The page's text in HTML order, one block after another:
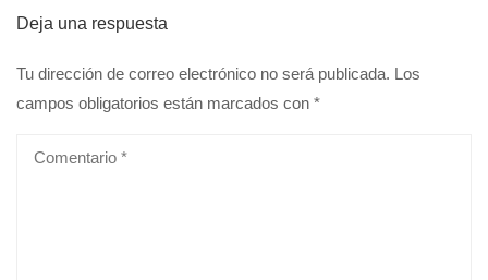
Deja una respuesta
Tu dirección de correo electrónico no será publicada. Los
campos obligatorios están marcados con *